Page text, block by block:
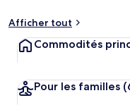
Afficher tout
Commodités
Pour les familles